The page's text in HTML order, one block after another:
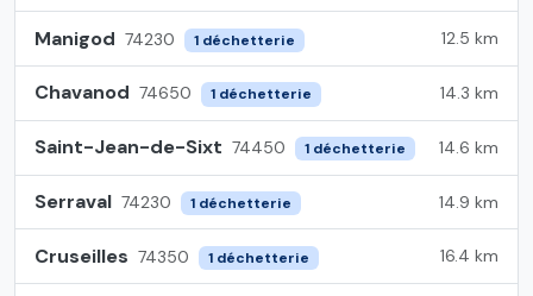
Manigod 74230 1 déchetterie 12.5 km
Chavanod 74650 1 déchetterie 14.3 km
Saint-Jean-de-Sixt 74450 1 déchetterie 14.6 km
Serraval 74230 1 déchetterie 14.9 km
Cruseilles 74350 1 déchetterie 16.4 km